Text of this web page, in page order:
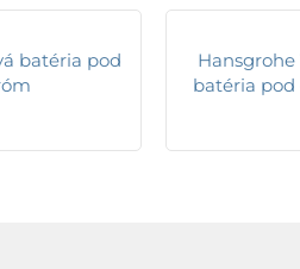
batéria pod
Hansgrohe
batéria